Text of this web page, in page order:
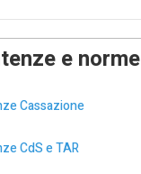
e norme
Cassazione
CdS e TAR